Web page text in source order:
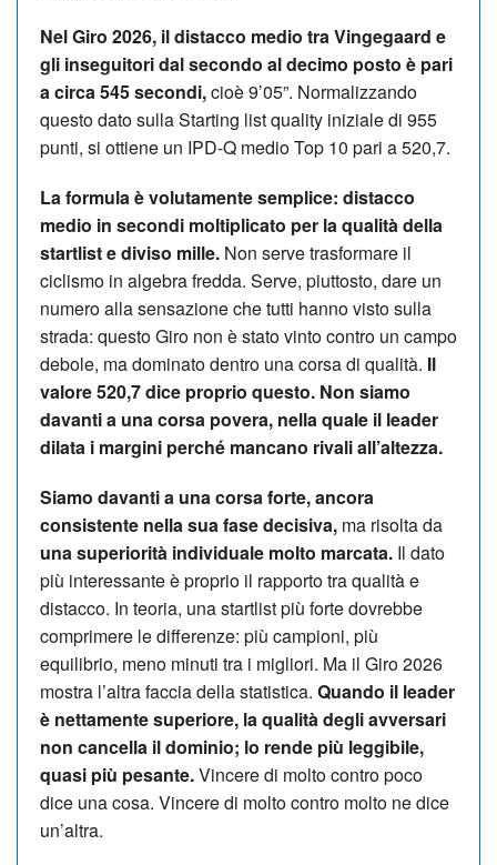
Nel Giro 2026, il distacco medio tra Vingegaard e
gli inseguitori dal secondo al decimo posto è pari
a circa 545 secondi,cioè 9’05”. Normalizzando
questo dato sulla Starting list quality iniziale di 955
punti, si ottiene un IPD-Q medio Top 10 pari a 520,7.
La formula è volutamente semplice: distacco
medio in secondi moltiplicato per la qualità della
startlist e diviso mille. Non serve trasformare il
ciclismo in algebra fredda. Serve, piuttosto, dare un
numero alla sensazione che tutti hanno visto sulla
strada: questo Giro non è stato vinto contro un campo
debole, ma dominato dentro una corsa di qualità. Il
valore 520,7 dice proprio questo. Non siamo
davanti a una corsa povera, nella quale il leader
dilata i margini perché mancano rivali all’altezza.
Siamo davanti a una corsa forte, ancora
consistente nella sua fase decisiva, ma risolta da
una superiorità individuale molto marcata. Il dato
più interessante è proprio il rapporto tra qualità e
distacco. In teoria, una startlist più forte dovrebbe
comprimere le differenze: più campioni, più
equilibrio, meno minuti tra i migliori. Ma il Giro 2026
mostra l’altra faccia della statistica. Quando il leader
è nettamente superiore, la qualità degli avversari
non cancella il dominio; lo rende più leggibile,
quasi più pesante.Vincere di molto contro poco
dice una cosa. Vincere di molto contro molto ne dice
un’altra.